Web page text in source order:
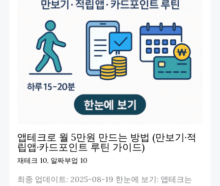
앱테크로 월 5만원 만드는 방법 (만보기·적
립앱·카드포인트 루틴 가이드)
재테크 10, 알짜부업 10
최종 업데이트: 2025-08-19 한눈에 보기: 앱테크는